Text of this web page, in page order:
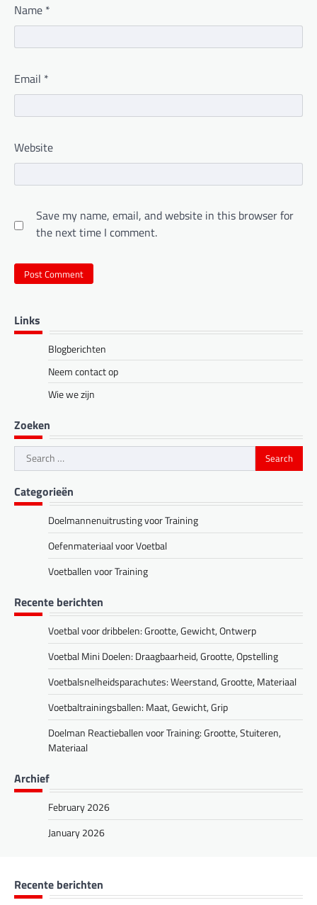
Name *
Email *
Website
Save my name, email, and website in this browser for
the next time I comment.
Links
Blogberichten
Neem contact op
Wie we zijn
Zoeken
Search
for:
Categorieën
Doelmannenuitrusting voor Training
Oefenmateriaal voor Voetbal
Voetballen voor Training
Recente berichten
Voetbal voor dribbelen: Grootte, Gewicht, Ontwerp
Voetbal Mini Doelen: Draagbaarheid, Grootte, Opstelling
Voetbalsnelheidsparachutes: Weerstand, Grootte, Materiaal
Voetbaltrainingsballen: Maat, Gewicht, Grip
Doelman Reactieballen voor Training: Grootte, Stuiteren,
Materiaal
Archief
February 2026
January 2026
Recente berichten